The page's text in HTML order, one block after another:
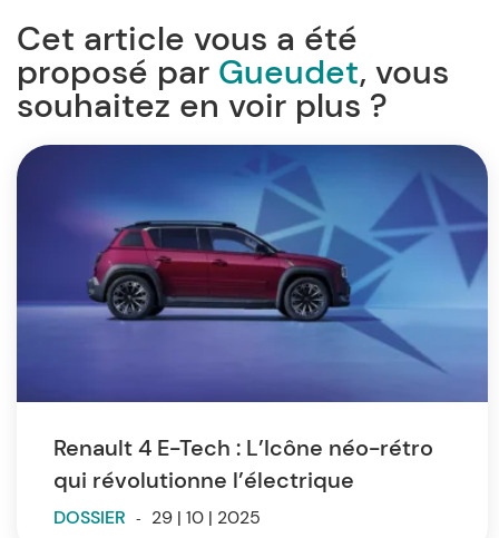
Cet article vous a été
proposé par Gueudet, vous
souhaitez en voir plus ?
Renault 4 E-Tech : L’Icône néo-rétro
qui révolutionne l’électrique
DOSSIER - 29 | 10 | 2025